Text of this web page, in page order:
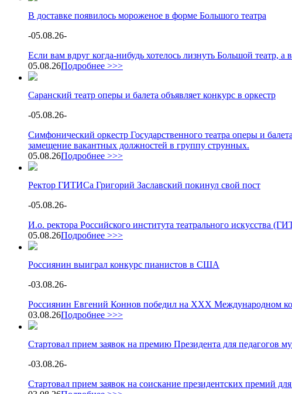
В доставке появилось мороженое в форме Большого театра
-05.08.26-
Если вам вдруг когда-нибудь хотелось лизнуть Большой театр,
05.08.26Подробнее >>>
Саранский театр оперы и балета объявляет конкурс в оркестр
-05.08.26-
Симфонический оркестр Государственного театра оперы и
замещение вакантных должностей в группу струнных.
05.08.26Подробнее >>>
Ректор ГИТИСа Григорий Заславский покинул свой пост
-05.08.26-
И.о. ректора Российского института театрального искусства
05.08.26Подробнее >>>
Россиянин выиграл конкурс пианистов в США
-03.08.26-
Россиянин Евгений Коннов победил на XXX Международном
03.08.26Подробнее >>>
Стартовал прием заявок на премию Президента для педагогов
-03.08.26-
Стартовал прием заявок на соискание президентских премий